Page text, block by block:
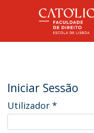
Iniciar Sessão
Utilizador *